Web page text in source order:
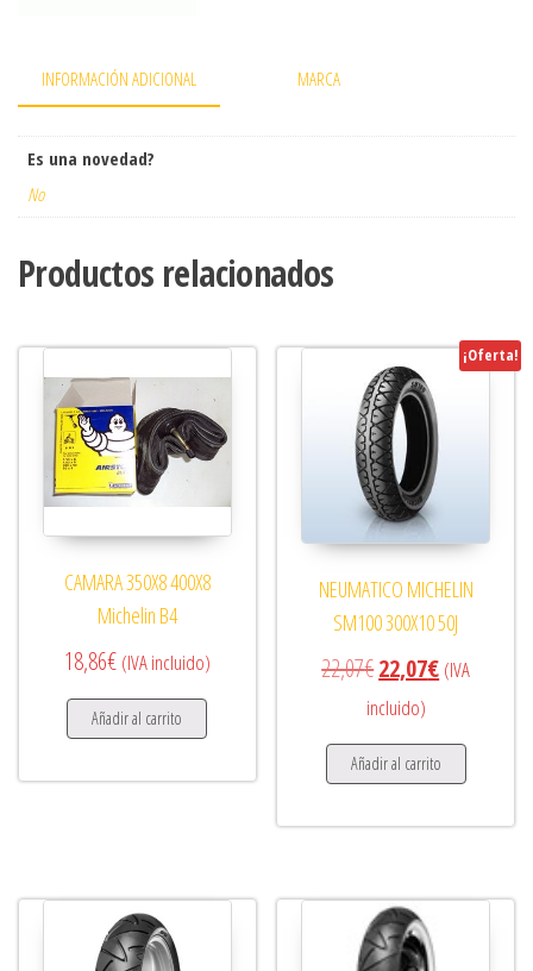
INFORMACIÓN ADICIONAL MARCA
Es una novedad?
No
Productos relacionados
CAMARA 350X8 400X8
Michelin B4
18,86€ (IVA incluido)
Añadir al carrito
¡Oferta!
NEUMATICO MICHELIN
SM100 300X10 50J
22,07€El precio original
22,07€El precio
(IVA
incluido)
Añadir al carrito